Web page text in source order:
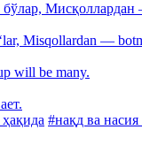
бўлар,
Misqollardan —
will be many.
#нақд ва насия